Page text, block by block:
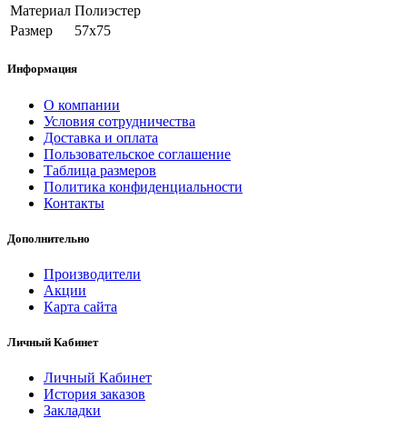
Материал Полиэстер
Размер
57х75
Информация
О компании
Условия сотрудничества
Доставка и оплата
Пользовательское соглашение
Таблица размеров
Политика конфиденциальности
Контакты
Дополнительно
Производители
Акции
Карта сайта
Личный Кабинет
Личный Кабинет
История заказов
Закладки